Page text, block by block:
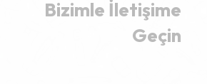
Bizimle İletişime
Geçin